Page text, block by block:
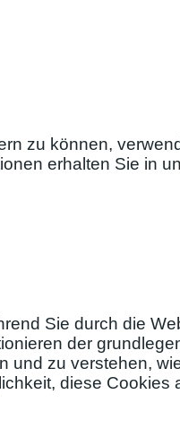
zu können,
erhalten Sie in
Sie durch die
der
zu verstehen,
diese